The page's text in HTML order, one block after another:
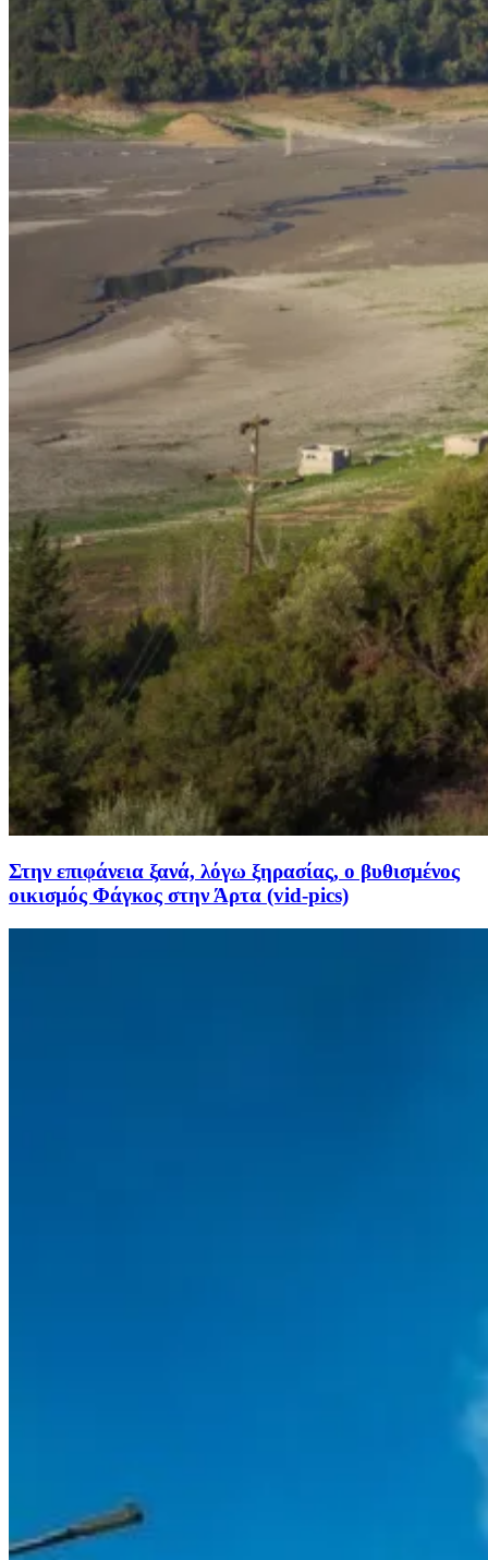
Στην επιφάνεια ξανά, λόγω ξηρασίας, ο βυθισμένος
οικισμός Φάγκος στην Άρτα (vid-pics)